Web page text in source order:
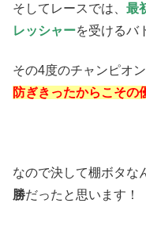
そしてレースでは、 最
レッシャーを受けるバ
その4度のチャンピオ
防ぎきったからこその
なので決して棚ボタな
勝だったと思います！